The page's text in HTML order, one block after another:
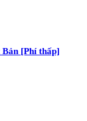
[Phí thấp]